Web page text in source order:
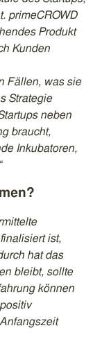
primeCROWD
Produkt
Kunden
Fällen, was sie
Strategie
neben
braucht,
Inkubatoren,
ist,
hat das
bleibt, sollte
können